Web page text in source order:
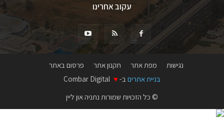
עקוב אחרינו
נגישות מפת אתר תקנון אתר
פרסום באתר
בניית אתרים ב- ♥
© כל הזכויות שמורות נתניה און ליין